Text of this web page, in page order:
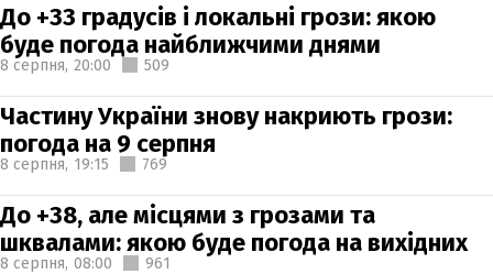
До +33 градусів і локальні грози: якою
буде погода найближчими днями
8 серпня, 20:00 509
Частину України знову накриють грози:
погода на 9 серпня
8 серпня, 19:15 769
До +38, але місцями з грозами та
шквалами: якою буде погода на вихідних
8 серпня, 08:00 961